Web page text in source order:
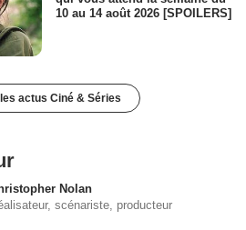
10 au 14 août 2026 [SPOILERS]
actus Ciné & Séries
Nolan
scénariste, producteur